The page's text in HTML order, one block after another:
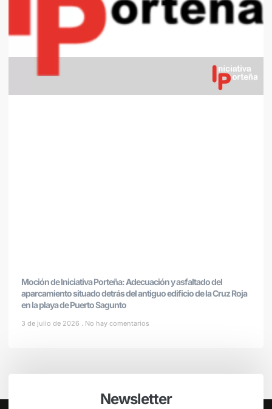
Moción de Iniciativa Porteña: Adecuación y asfaltado del
aparcamiento situado detrás del antiguo edificio de la Cruz Roja
en la playa de Puerto Sagunto
3 de julio de 2026 No hay comentarios
Newsletter